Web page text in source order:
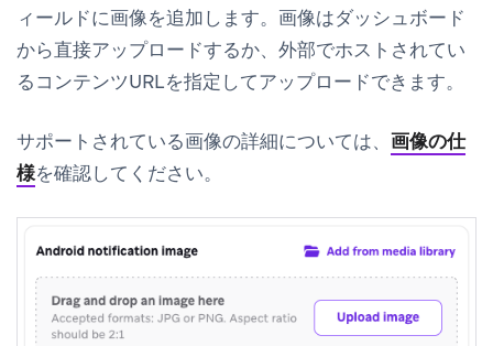
ィールドに画像を追加します。画像はダッシュボード
から直接アップロードするか、外部でホストされてい
るコンテンツURLを指定してアップロードできます。
サポートされている画像の詳細については、 画像の仕
様を確認してください。